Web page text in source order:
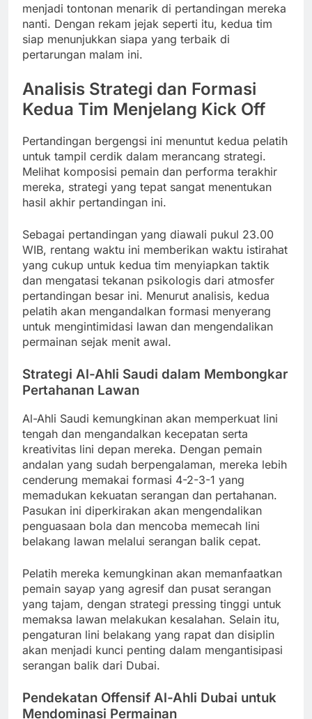
menjadi tontonan menarik di pertandingan mereka
nanti. Dengan rekam jejak seperti itu, kedua tim
siap menunjukkan siapa yang terbaik di
pertarungan malam ini.
Analisis Strategi dan Formasi
Kedua Tim Menjelang Kick Off
Pertandingan bergengsi ini menuntut kedua pelatih
untuk tampil cerdik dalam merancang strategi.
Melihat komposisi pemain dan performa terakhir
mereka, strategi yang tepat sangat menentukan
hasil akhir pertandingan ini.
Sebagai pertandingan yang diawali pukul 23.00
WIB, rentang waktu ini memberikan waktu istirahat
yang cukup untuk kedua tim menyiapkan taktik
dan mengatasi tekanan psikologis dari atmosfer
pertandingan besar ini. Menurut analisis, kedua
pelatih akan mengandalkan formasi menyerang
untuk mengintimidasi lawan dan mengendalikan
permainan sejak menit awal.
Strategi Al-Ahli Saudi dalam Membongkar
Pertahanan Lawan
Al-Ahli Saudi kemungkinan akan memperkuat lini
tengah dan mengandalkan kecepatan serta
kreativitas lini depan mereka. Dengan pemain
andalan yang sudah berpengalaman, mereka lebih
cenderung memakai formasi 4-2-3-1 yang
memadukan kekuatan serangan dan pertahanan.
Pasukan ini diperkirakan akan mengendalikan
penguasaan bola dan mencoba memecah lini
belakang lawan melalui serangan balik cepat.
Pelatih mereka kemungkinan akan memanfaatkan
pemain sayap yang agresif dan pusat serangan
yang tajam, dengan strategi pressing tinggi untuk
memaksa lawan melakukan kesalahan. Selain itu,
pengaturan lini belakang yang rapat dan disiplin
akan menjadi kunci penting dalam mengantisipasi
serangan balik dari Dubai.
Pendekatan Offensif Al-Ahli Dubai untuk
Mendominasi Permainan